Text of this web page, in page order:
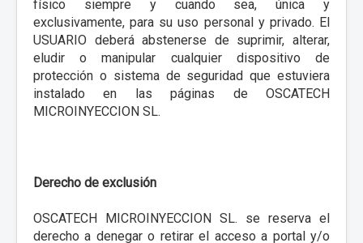
físico siempre y cuando sea, única y
exclusivamente, para su uso personal y privado. El
USUARIO deberá abstenerse de suprimir, alterar,
eludir o manipular cualquier dispositivo de
protección o sistema de seguridad que estuviera
instalado en las páginas de OSCATECH
MICROINYECCION SL.
Derecho de exclusión
OSCATECH MICROINYECCION SL. se reserva el
derecho a denegar o retirar el acceso a portal y/o